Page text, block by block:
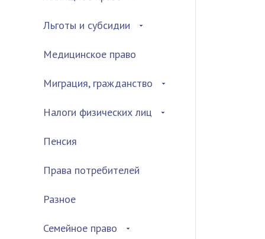
Льготы и субсидии
Медицинское право
Миграция, гражданство
Налоги физических лиц
Пенсия
Права потребителей
Разное
Семейное право